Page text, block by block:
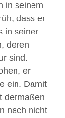
in seinem
dass er
in seiner
deren
sind.
er
ein. Damit
dermaßen
nach nicht